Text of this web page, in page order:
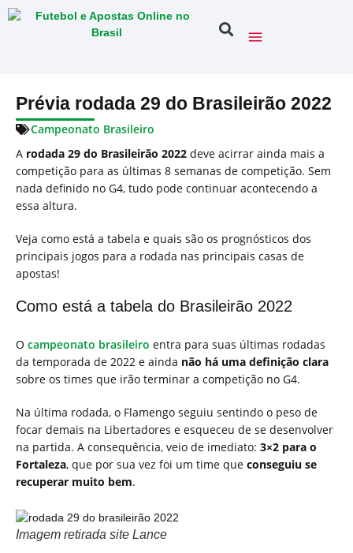
Prévia rodada 29 do Brasileirão 2022
Campeonato Brasileiro
A rodada 29 do Brasileirão 2022 deve acirrar ainda mais a
competição para as últimas 8 semanas de competição. Sem
nada definido no G4, tudo pode continuar acontecendo a
essa altura.
Veja como está a tabela e quais são os prognósticos dos
principais jogos para a rodada nas principais casas de
apostas!
Como está a tabela do Brasileirão 2022
O campeonato brasileiro entra para suas últimas rodadas
da temporada de 2022 e ainda não há uma definição clara
sobre os times que irão terminar a competição no G4.
Na última rodada, o Flamengo seguiu sentindo o peso de
focar demais na Libertadores e esqueceu de se desenvolver
na partida. A consequência, veio de imediato: 3×2 para o
Fortaleza, que por sua vez foi um time que conseguiu se
recuperar muito bem.
Imagem retirada site Lance